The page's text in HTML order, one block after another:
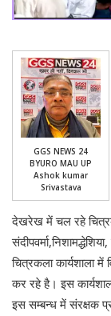
GGS NEWS 24
BYURO MAU UP
Ashok kumar
Srivastava
देखरेख में चल रहे
चित्रकला कार्यशाला
कर रहे है। इस
इस सम्बन्ध में संरक्षक